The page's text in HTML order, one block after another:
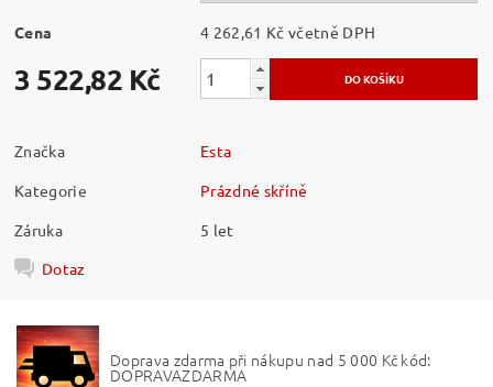
Cena 4 262,61 Kč včetně DPH
3 522,82 Kč
Značka
Esta
Kategorie
Prázdné skříně
Záruka
5 let
Dotaz
Doprava zdarma při nákupu nad 5 000 Kč kód:
DOPRAVAZDARMA